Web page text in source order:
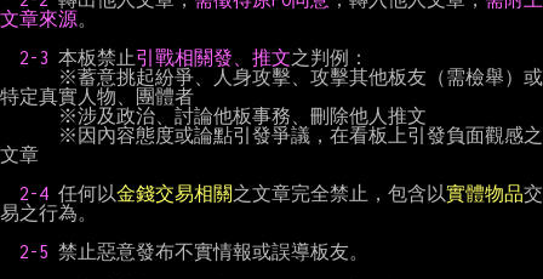
文章來源。
2-3 本板禁止引戰相關發、推文之判例：
特定真實人物、團體者
文章
2-4 任何以金錢交易相關之文章完全禁止，包含以實體物品交
易之行為。
2-5 禁止惡意發布不實情報或誤導板友。